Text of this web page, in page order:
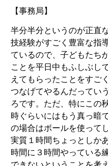
【事務局】
半分半分というのが正直
技経験がすごく豊富な指
ているので、子どもたち
ことを平日中もふしぶし
えてもらったことをすご
つなげてやるんだってい
ろです。ただ、特にこの
時ぐらいにはもう真っ暗
の場合はボールを使って
実質１時間ちょっとしか
時間に３時間やっている